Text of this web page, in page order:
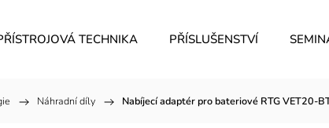
TECHNIKA PŘÍSLUŠENSTVÍ
/ Náhradní díly / Nabíjecí adaptér pro bateriové RTG VET20-